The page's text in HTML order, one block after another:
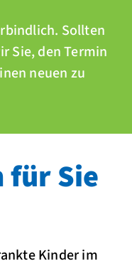
Sollten
Sie, den Termin
neuen zu
für Sie
Kinder im